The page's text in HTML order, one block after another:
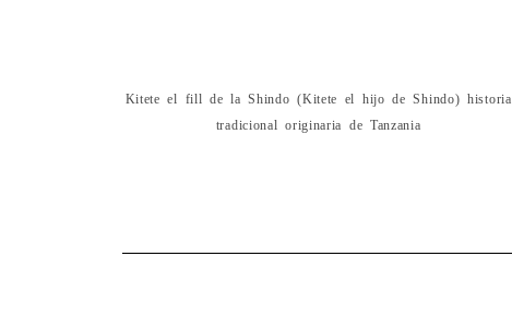
Kitete el fill de la Shindo (Kitete el hijo de Shindo) historia
tradicional originaria de Tanzania